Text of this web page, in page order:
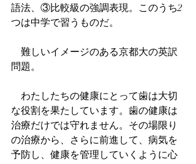
語法、③比較級の強調表現。このうち2
つは中学で習うものだ。
難しいイメージのある京都大の英訳
問題。
わたしたちの健康にとって歯は大切
な役割を果たしています。歯の健康は
治療だけでは守れません。その場限り
の治療から、さらに前進して、病気を
予防し、健康を管理していくように心